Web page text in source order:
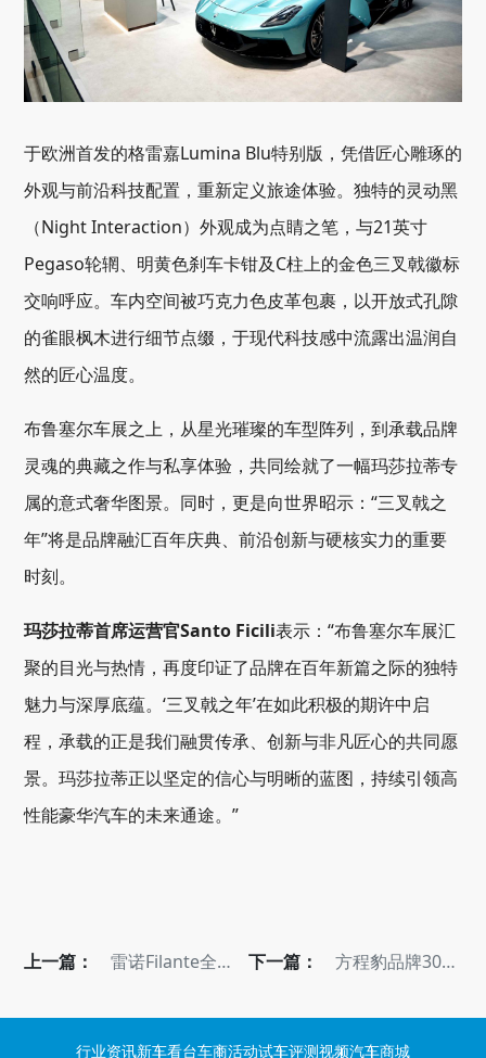
于欧洲首发的格雷嘉Lumina Blu特别版，凭借匠心雕琢的
外观与前沿科技配置，重新定义旅途体验。独特的灵动黑
（Night Interaction）外观成为点睛之笔，与21英寸
Pegaso轮辋、明黄色刹车卡钳及C柱上的金色三叉戟徽标
交响呼应。车内空间被巧克力色皮革包裹，以开放式孔隙
的雀眼枫木进行细节点缀，于现代科技感中流露出温润自
然的匠心温度。
布鲁塞尔车展之上，从星光璀璨的车型阵列，到承载品牌
灵魂的典藏之作与私享体验，共同绘就了一幅玛莎拉蒂专
属的意式奢华图景。同时，更是向世界昭示：“三叉戟之
年”将是品牌融汇百年庆典、前沿创新与硬核实力的重要
时刻。
玛莎拉蒂首席运营官Santo Ficili表示：“布鲁塞尔车展汇
聚的目光与热情，再度印证了品牌在百年新篇之际的独特
魅力与深厚底蕴。‘三叉戟之年’在如此积极的期许中启
程，承载的正是我们融贯传承、创新与非凡匠心的共同愿
景。玛莎拉蒂正以坚定的信心与明晰的蓝图，持续引领高
性能豪华汽车的未来通途。”
上一篇：
雷诺Filante全球
CMA平台所打造
下一篇：
方程豹品牌30万
万辆销量已达成
行业资讯新车看台车商活动试车评测视频汽车商城